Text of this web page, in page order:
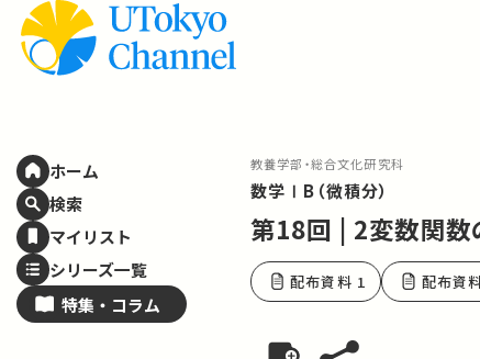
ホーム
検索
マイリスト
シリーズ一覧
特集・ コラム
教養学部・総合文化研究科
数学ⅠB（微積分）
第18回 | 2変数関数
配布資料 1 配布資